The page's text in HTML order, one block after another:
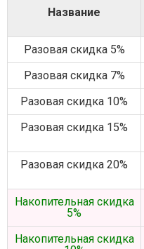
Название
Разовая скидка 5%
Разовая скидка 7%
Разовая скидка 10%
Разовая скидка 15%
Разовая скидка 20%
Накопительная скидка
5%
Накопительная скидка